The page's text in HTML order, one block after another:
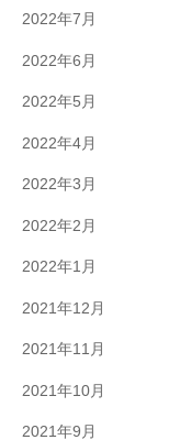
2022年7月
2022年6月
2022年5月
2022年4月
2022年3月
2022年2月
2022年1月
2021年12月
2021年11月
2021年10月
2021年9月